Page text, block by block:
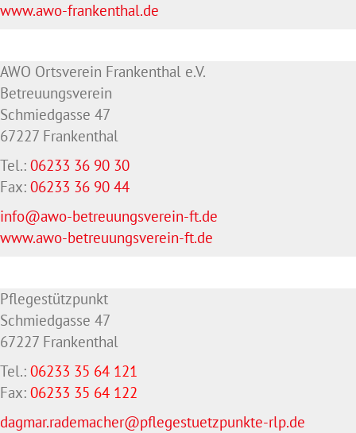
www.awo-frankenthal.de
AWO Ortsverein Frankenthal e.V.
Betreuungsverein
Schmiedgasse 47
67227 Frankenthal
Tel.: 06233 36 90 30
Fax: 06233 36 90 44
info@awo-betreuungsverein-ft.de
www.awo-betreuungsverein-ft.de
Pflegestützpunkt
Schmiedgasse 47
67227 Frankenthal
Tel.: 06233 35 64 121
Fax: 06233 35 64 122
dagmar.rademacher@pflegestuetzpunkte-rlp.de